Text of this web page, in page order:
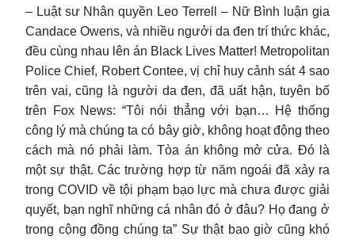
– Luật sư Nhân quyền Leo Terrell – Nữ Bình luận gia
Candace Owens, và nhiều ngưởi da đen trí thức khác,
đều cùng nhau lên án Black Lives Matter! Metropolitan
Police Chief, Robert Contee, vị chỉ huy cảnh sát 4 sao
trên vai, cũng là người da đen, đã uất hận, tuyên bố
trên Fox News: “Tôi nói thẳng với bạn… Hệ thống
công lý mà chúng ta có bây giờ, không hoạt động theo
cách mà nó phải làm. Tòa án không mở cửa. Đó là
một sự thật. Các trường hợp từ năm ngoái đã xảy ra
trong COVID về tội phạm bạo lực mà chưa được giải
quyết, bạn nghĩ những cá nhân đó ở đâu? Họ đang ở
trong cộng đồng chúng ta” Sự thật bao giờ cũng khó